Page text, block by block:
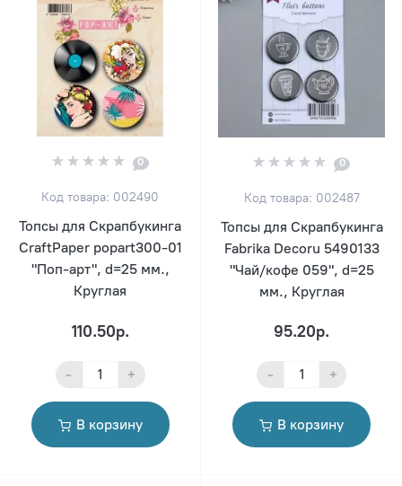
0
Код товара: 002490
Топсы для Скрапбукинга
CraftPaper popart300-01
"Поп-арт", d=25 мм.,
Круглая
110.50р.
- +
В корзину
0
Код товара: 002487
Топсы для Скрапбукинга
Fabrika Decoru 5490133
"Чай/кофе 059", d=25
мм., Круглая
95.20р.
- +
В корзину